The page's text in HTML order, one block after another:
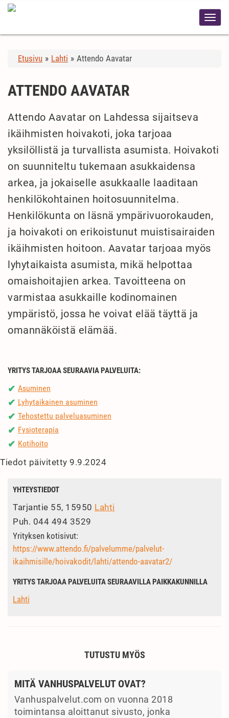
Etusivu » Lahti » Attendo Aavatar
ATTENDO AAVATAR
Attendo Aavatar on Lahdessa sijaitseva
ikäihmisten hoivakoti, joka tarjoaa
yksilöllistä ja turvallista asumista. Hoivakoti
on suunniteltu tukemaan asukkaidensa
arkea, ja jokaiselle asukkaalle laaditaan
henkilökohtainen hoitosuunnitelma.
Henkilökunta on läsnä ympärivuorokauden,
ja hoivakoti on erikoistunut muistisairaiden
ikäihmisten hoitoon. Aavatar tarjoaa myös
lyhytaikaista asumista, mikä helpottaa
omaishoitajien arkea. Tavoitteena on
varmistaa asukkaille kodinomainen
ympäristö, jossa he voivat elää täyttä ja
omannäköistä elämää.
YRITYS TARJOAA SEURAAVIA PALVELUITA:
✔ Asuminen
✔ Lyhytaikainen asuminen
✔ Tehostettu palveluasuminen
✔ Fysioterapia
✔ Kotihoito
Tiedot päivitetty 9.9.2024
YHTEYSTIEDOT
Tarjantie 55, 15950 Lahti
Puh. 044 494 3529
Yrityksen kotisivut:
https://www.attendo.fi/palvelumme/palvelut-
ikaihmisille/hoivakodit/lahti/attendo-aavatar2/
YRITYS TARJOAA PALVELUITA SEURAAVILLA PAIKKAKUNNILLA
Lahti
TUTUSTU MYÖS
MITÄ VANHUSPALVELUT OVAT?
Vanhuspalvelut.com on vuonna 2018
toimintansa aloittanut sivusto, jonka